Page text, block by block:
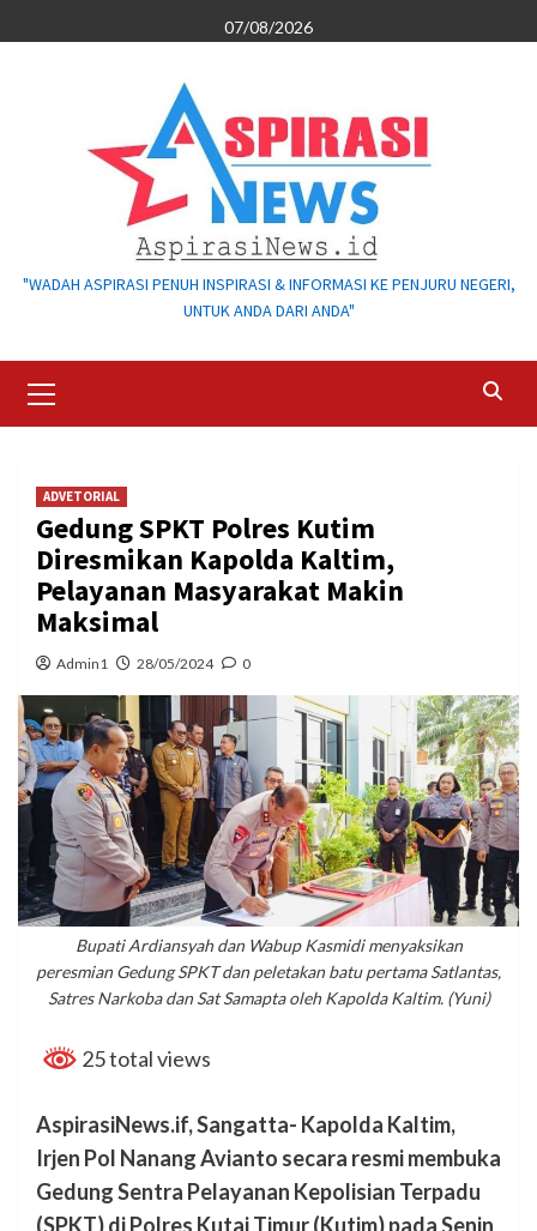
to
07/08/2026
"WADAH ASPIRASI PENUH INSPIRASI & INFORMASI KE PENJURU NEGERI,
UNTUK ANDA DARI ANDA"
Menu
ADVETORIAL
Gedung SPKT Polres Kutim
Diresmikan Kapolda Kaltim,
Pelayanan Masyarakat Makin
Maksimal
Admin1 28/05/2024 0
Bupati Ardiansyah dan Wabup Kasmidi menyaksikan
peresmian Gedung SPKT dan peletakan batu pertama Satlantas,
Satres Narkoba dan Sat Samapta oleh Kapolda Kaltim. (Yuni)
25 total views
AspirasiNews.if, Sangatta- Kapolda Kaltim,
Irjen Pol Nanang Avianto secara resmi membuka
Gedung Sentra Pelayanan Kepolisian Terpadu
(SPKT) di Polres Kutai Timur (Kutim) pada Senin